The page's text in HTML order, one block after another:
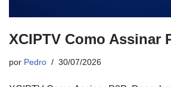
XCIPTV Como Assinar
por Pedro 30/07/2026